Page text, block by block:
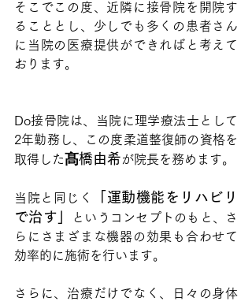
そこでこの度、近隣に接骨院を開院す
ることとし、少しでも多くの患者さん
に当院の医療提供ができればと考えて
おります。
Do接骨院は、当院に理学療法士として
2年勤務し、この度柔道整復師の資格を
取得した髙橋由希が院長を務めます。
当院と同じく
「運動機能をリハビリ
で治す」
というコンセプトのもと、さ
らにさまざまな機器の効果も合わせて
効率的に施術を行います。
さらに、治療だけでなく、日々の身体